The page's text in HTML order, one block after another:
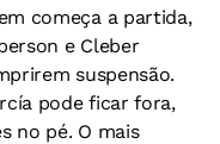
começa a partida,
e Cleber
suspensão.
pode ficar fora,
no pé. O mais